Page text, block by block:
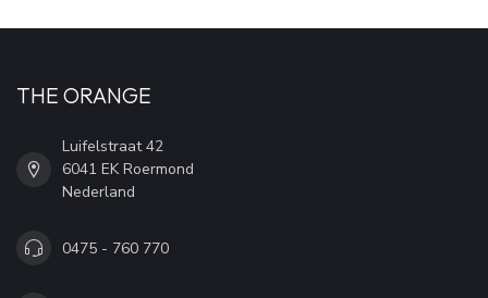
THE ORANGE
Luifelstraat 42
6041 EK Roermond
Nederland
0475 - 760 770